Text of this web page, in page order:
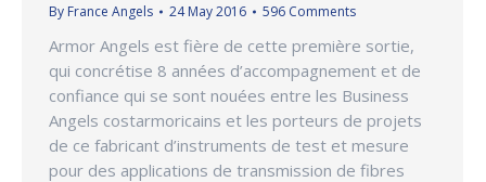
By France Angels 24 May 2016 596 Comments
Armor Angels est fière de cette première sortie,
qui concrétise 8 années d’accompagnement et de
confiance qui se sont nouées entre les Business
Angels costarmoricains et les porteurs de projets
de ce fabricant d’instruments de test et mesure
pour des applications de transmission de fibres